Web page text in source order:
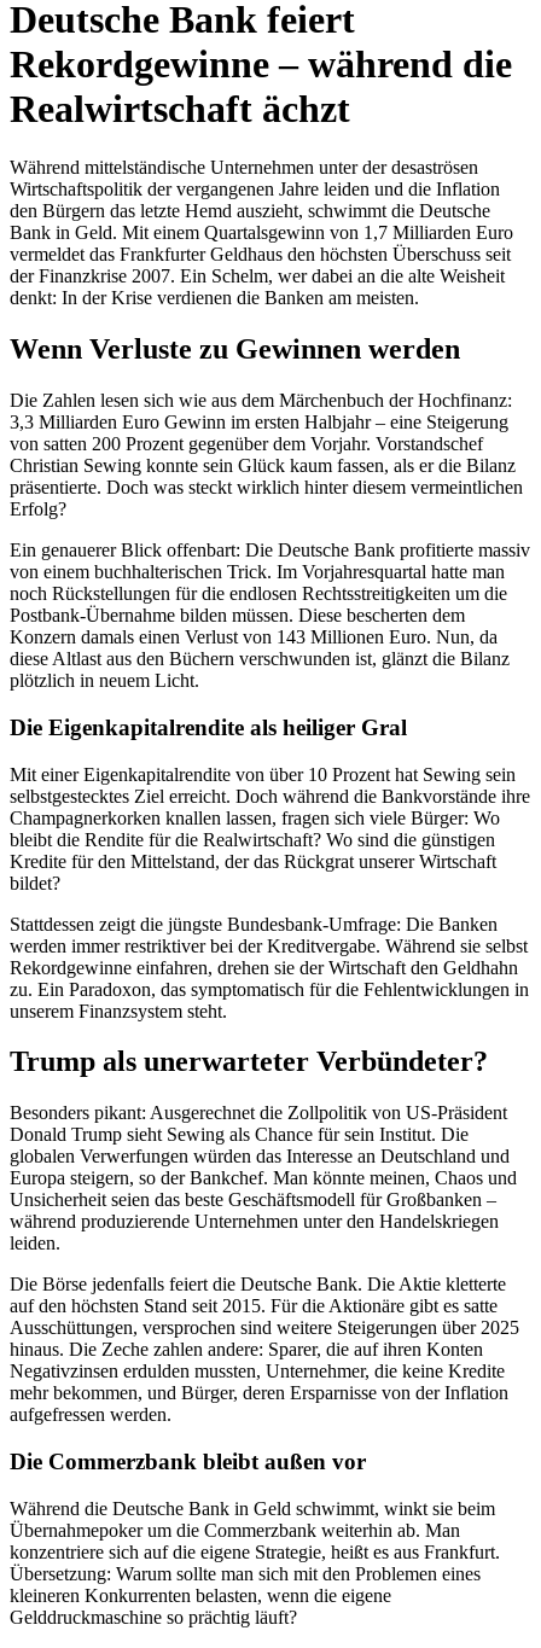
Deutsche Bank feiert
Rekordgewinne – während die
Realwirtschaft ächzt
Während mittelständische Unternehmen unter der desaströsen
Wirtschaftspolitik der vergangenen Jahre leiden und die Inflation
den Bürgern das letzte Hemd auszieht, schwimmt die Deutsche
Bank in Geld. Mit einem Quartalsgewinn von 1,7 Milliarden Euro
vermeldet das Frankfurter Geldhaus den höchsten Überschuss seit
der Finanzkrise 2007. Ein Schelm, wer dabei an die alte Weisheit
denkt: In der Krise verdienen die Banken am meisten.
Wenn Verluste zu Gewinnen werden
Die Zahlen lesen sich wie aus dem Märchenbuch der Hochfinanz:
3,3 Milliarden Euro Gewinn im ersten Halbjahr – eine Steigerung
von satten 200 Prozent gegenüber dem Vorjahr. Vorstandschef
Christian Sewing konnte sein Glück kaum fassen, als er die Bilanz
präsentierte. Doch was steckt wirklich hinter diesem vermeintlichen
Erfolg?
Ein genauerer Blick offenbart: Die Deutsche Bank profitierte massiv
von einem buchhalterischen Trick. Im Vorjahresquartal hatte man
noch Rückstellungen für die endlosen Rechtsstreitigkeiten um die
Postbank-Übernahme bilden müssen. Diese bescherten dem
Konzern damals einen Verlust von 143 Millionen Euro. Nun, da
diese Altlast aus den Büchern verschwunden ist, glänzt die Bilanz
plötzlich in neuem Licht.
Die Eigenkapitalrendite als heiliger Gral
Mit einer Eigenkapitalrendite von über 10 Prozent hat Sewing sein
selbstgestecktes Ziel erreicht. Doch während die Bankvorstände ihre
Champagnerkorken knallen lassen, fragen sich viele Bürger: Wo
bleibt die Rendite für die Realwirtschaft? Wo sind die günstigen
Kredite für den Mittelstand, der das Rückgrat unserer Wirtschaft
bildet?
Stattdessen zeigt die jüngste Bundesbank-Umfrage: Die Banken
werden immer restriktiver bei der Kreditvergabe. Während sie selbst
Rekordgewinne einfahren, drehen sie der Wirtschaft den Geldhahn
zu. Ein Paradoxon, das symptomatisch für die Fehlentwicklungen in
unserem Finanzsystem steht.
Trump als unerwarteter Verbündeter?
Besonders pikant: Ausgerechnet die Zollpolitik von US-Präsident
Donald Trump sieht Sewing als Chance für sein Institut. Die
globalen Verwerfungen würden das Interesse an Deutschland und
Europa steigern, so der Bankchef. Man könnte meinen, Chaos und
Unsicherheit seien das beste Geschäftsmodell für Großbanken –
während produzierende Unternehmen unter den Handelskriegen
leiden.
Die Börse jedenfalls feiert die Deutsche Bank. Die Aktie kletterte
auf den höchsten Stand seit 2015. Für die Aktionäre gibt es satte
Ausschüttungen, versprochen sind weitere Steigerungen über 2025
hinaus. Die Zeche zahlen andere: Sparer, die auf ihren Konten
Negativzinsen erdulden mussten, Unternehmer, die keine Kredite
mehr bekommen, und Bürger, deren Ersparnisse von der Inflation
aufgefressen werden.
Die Commerzbank bleibt außen vor
Während die Deutsche Bank in Geld schwimmt, winkt sie beim
Übernahmepoker um die Commerzbank weiterhin ab. Man
konzentriere sich auf die eigene Strategie, heißt es aus Frankfurt.
Übersetzung: Warum sollte man sich mit den Problemen eines
kleineren Konkurrenten belasten, wenn die eigene
Gelddruckmaschine so prächtig läuft?